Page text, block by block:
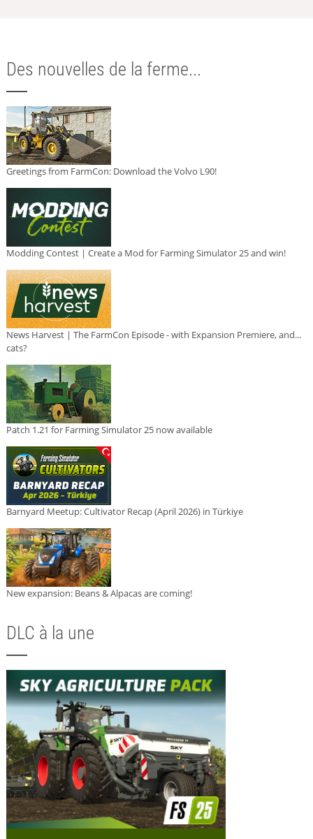
Des nouvelles de la ferme...
Greetings from FarmCon: Download the Volvo L90!
Modding Contest | Create a Mod for Farming Simulator 25 and win!
News Harvest | The FarmCon Episode - with Expansion Premiere, and...
cats?
Patch 1.21 for Farming Simulator 25 now available
Barnyard Meetup: Cultivator Recap (April 2026) in Türkiye
New expansion: Beans & Alpacas are coming!
DLC à la une